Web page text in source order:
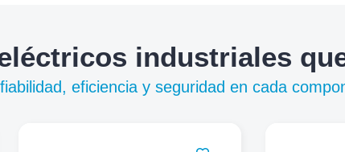
industriales
eficiencia y seguridad en cada